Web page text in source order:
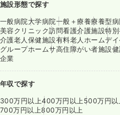
施設形態で探す
一般病院大学病院一般＋療養療養型病
美容クリニック訪問看護介護施設特
介護老人保健施設有料老人ホームデ
グループホームサ高住障がい者施設
企業
年収で探す
300万円以上400万円以上 500万円以
700万円以上800万円以上